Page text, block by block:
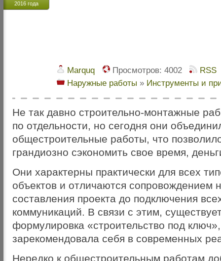
2016 года
Marquq Просмотров: 4002
RSS
Наружные работы » Инструменты и
Не так давно строительно-монтажные
по отдельности, но сегодня они
общестроительные работы, что
грандиозно сэкономить свое время,
Они характерны практически для всех
объектов и отличаются сопровождением
составления проекта до подключения
коммуникаций. В связи с этим,
формулировка «строительство под
зарекомендовала себя в современных
Нередко к общестроительным работам